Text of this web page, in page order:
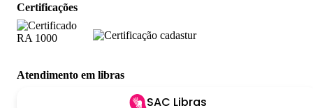
Certificações
Atendimento em libras
SAC Libras